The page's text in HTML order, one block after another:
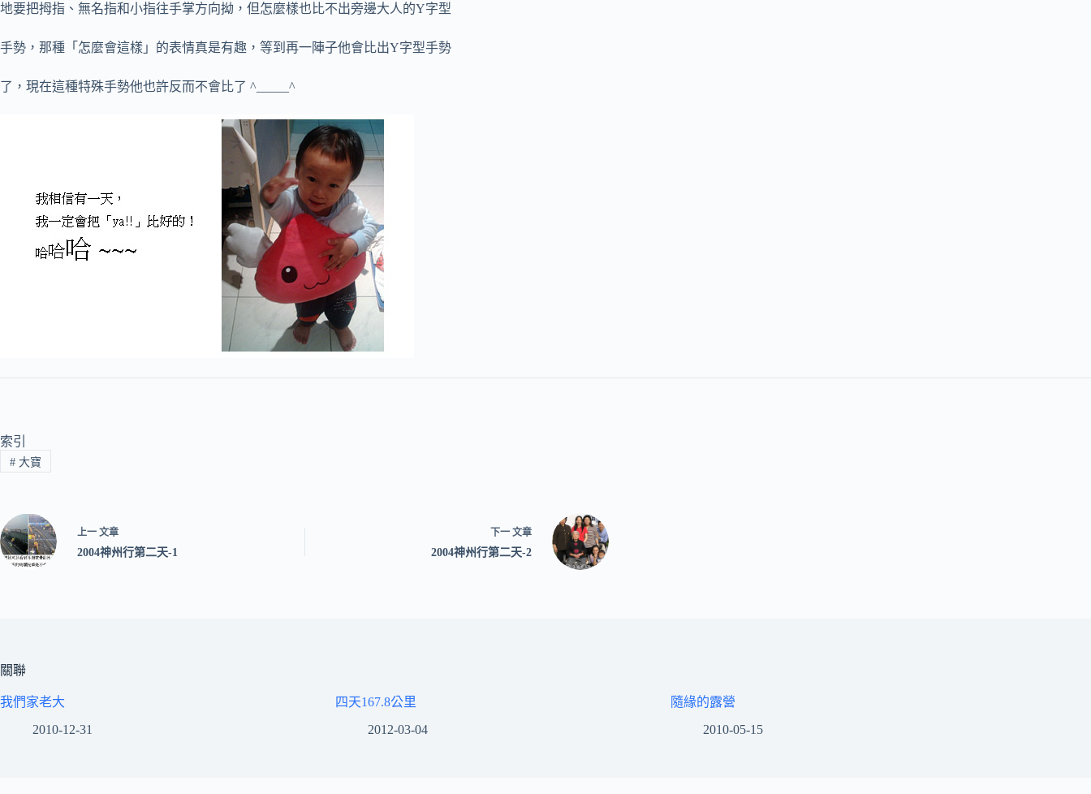
地要把拇指、無名指和小指往手掌方向拗，但怎麼樣也比不出旁邊大人的Y字型
手勢，那種「怎麼會這樣」的表情真是有趣，等到再一陣子他會比出Y字型手勢
了，現在這種特殊手勢他也許反而不會比了 ^_____^
索引
#大寶
上一 文章
2004神州行第二天-1
下一 文章
2004神州行第二天-2
關聯
我們家老大
2010-12-31
四天167.8公里
2012-03-04
隨緣的露營
2010-05-15